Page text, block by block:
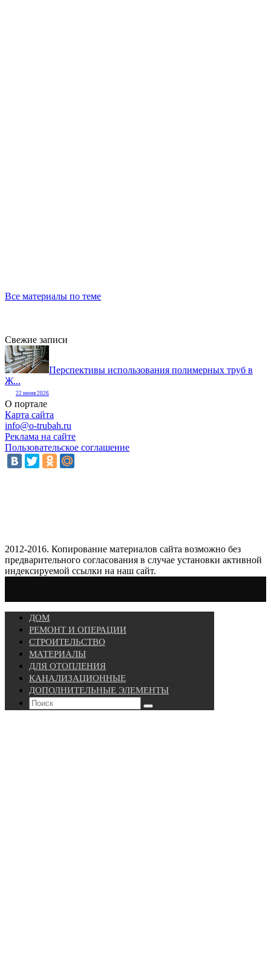
Все материалы по теме
Свежие записи
Перспективы использования полимерных труб в
Ж...
22 июня 2026
О портале
Карта сайта
info@o-trubah.ru
Реклама на сайте
Пользовательское соглашение
2012-2016. Копирование материалов сайта возможно без
предварительного согласования в случае установки активной
индексируемой ссылки на наш сайт.
ДОМ
РЕМОНТ И ОПЕРАЦИИ
СТРОИТЕЛЬСТВО
МАТЕРИАЛЫ
ДЛЯ ОТОПЛЕНИЯ
КАНАЛИЗАЦИОННЫЕ
ДОПОЛНИТЕЛЬНЫЕ ЭЛЕМЕНТЫ